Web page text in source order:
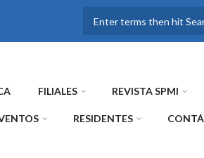
FILIALES REVISTA SPMI
RESIDENTES